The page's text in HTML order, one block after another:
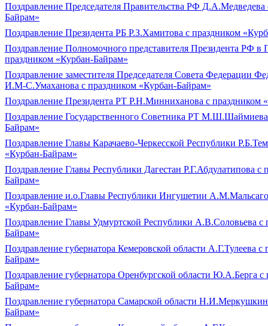
Поздравление Председателя Правительства РФ
Байрам»
Поздравление Президента РБ Р.З.Хамитова с праздником
Поздравление Полномочного представителя Президента РФ
праздником «Курбан-Байрам»
Поздравление заместителя Председателя Совета Федерации
И.М-С.Умаханова с праздником «Курбан-Байрам»
Поздравление Президента РТ Р.Н.Минниханова с праздником
Поздравление Государственного Советника РТ
Байрам»
Поздравление Главы Карачаево-Черкесской Республики
«Курбан-Байрам»
Поздравление Главы Республики Дагестан Р.Г.Абдулатипова с
Байрам»
Поздравление и.о.Главы Республики Ингушетии
«Курбан-Байрам»
Поздравление Главы Удмуртской Республики А.В.Соловьева с
Байрам»
Поздравление губернатора Кемеровской области А.Г.Тулеева
Байрам»
Поздравление губернатора Оренбургской области Ю.А.Берга
Байрам»
Поздравление губернатора Самарской области
Байрам»